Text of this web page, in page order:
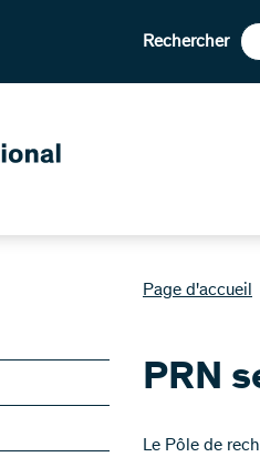
Rechercher
Page d'accueil
PRN
​Le Pôle de